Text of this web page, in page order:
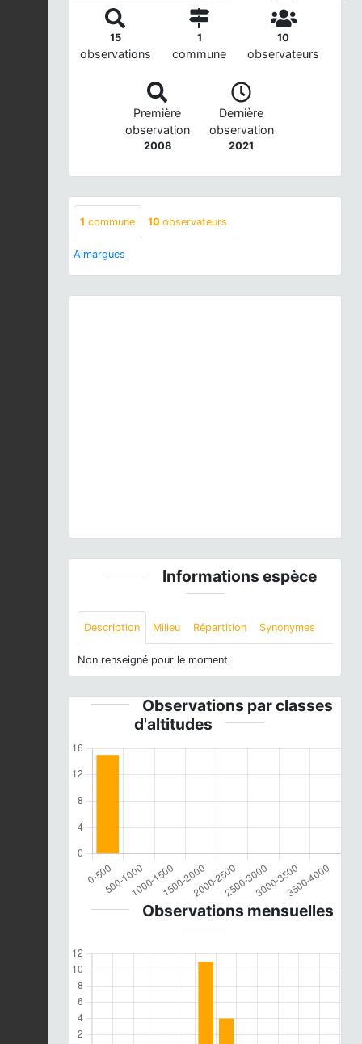
15
observations
1
commune
10
observateurs
Première
observation
2008
Dernière
observation
2021
1 commune 10 observateurs
Aimargues
Informations espèce
Description Milieu Répartition Synonymes
Non renseigné pour le moment
Observations par classes
d'altitudes
Observations mensuelles